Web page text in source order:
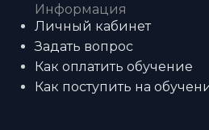
Информация
Личный кабинет
Задать вопрос
Как оплатить обучение
Как поступить на